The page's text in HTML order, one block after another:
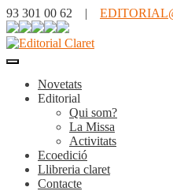
93 301 00 62 |
Novetats
Editorial
Qui som?
La Missa
Activitats
Ecoedició
Llibreria claret
Contacte